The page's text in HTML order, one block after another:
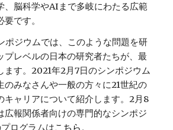
、脳科学やAIまで多岐にわたる広範
です。
ポジウムでは、このような問題を研
プレベルの日本の研究者たちが、最
ます。2021年2月7日のシンポジウム
のみなさんや一般の方々に21世紀の
キャリアについて紹介します。2月8
広報関係者向けの専門的なシンポジ
ログラムはこちら 。